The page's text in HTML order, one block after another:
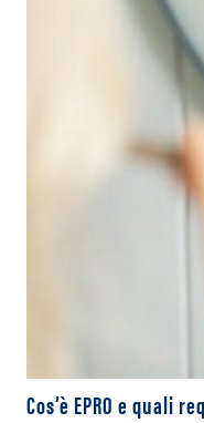
Cos’è EPRO e quali